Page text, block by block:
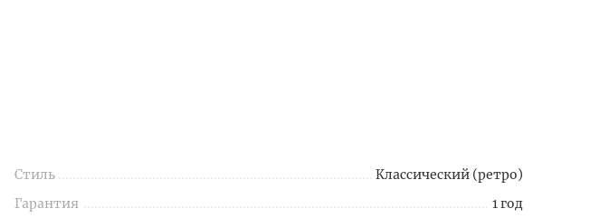
Стиль
Классический (ретро)
Гарантия
1 год